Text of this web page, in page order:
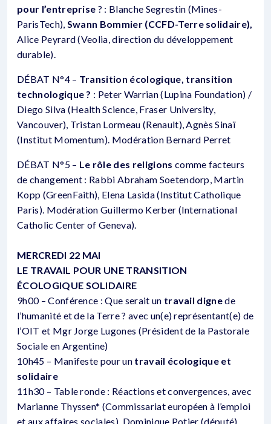
pour l’entreprise ? : Blanche Segrestin (Mines-
ParisTech), Swann Bommier (CCFD-Terre solidaire),
Alice Peyrard (Veolia, direction du développement
durable).
DÉBAT N°4 – Transition écologique, transition
technologique ? : Peter Warrian (Lupina Foundation) /
Diego Silva (Health Science, Fraser University,
Vancouver), Tristan Lormeau (Renault), Agnès Sinaï
(Institut Momentum). Modération Bernard Perret
DÉBAT N°5 – Le rôle des religions comme facteurs
de changement : Rabbi Abraham Soetendorp, Martin
Kopp (GreenFaith), Elena Lasida (Institut Catholique
Paris). Modération Guillermo Kerber (International
Catholic Center of Geneva).
MERCREDI 22 MAI
LE TRAVAIL POUR UNE TRANSITION
ÉCOLOGIQUE SOLIDAIRE
9h00 – Conférence : Que serait un travail dignede
l’humanité et de la Terre ? avec un(e) représentant(e) de
l’OIT et Mgr Jorge Lugones (Président de la Pastorale
Sociale en Argentine)
10h45 – Manifeste pour un travail écologique et
solidaire
11h30 – Table ronde : Réactions et convergences, avec
Marianne Thyssen* (Commissariat européen à l’emploi
et aux affaires sociales), Dominique Potier (député),